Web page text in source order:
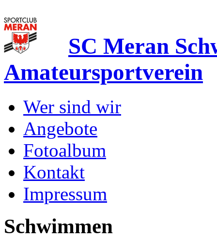
SC Meran
Amateursportverein
Wer sind wir
Angebote
Fotoalbum
Kontakt
Impressum
Schwimmen